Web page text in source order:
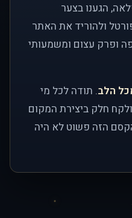
הגענו בצער
ולהוריד את האתר
ופרק עצום ומשמעותי
הלב. תודה לכל מי
חלק ביצירת המקום
הזה פשוט לא היה